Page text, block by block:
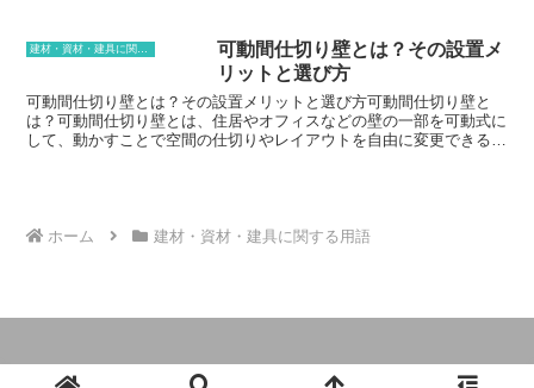
重な歴史的資料としての価値も持ってい
ます。そのため、アンティークは、コレ
クターや愛好家だけでなく、美術館や博
物館などでも収蔵されています。
侵食し、強度や耐久性を低下させます。
一般錆止めペイントは、金属表面に塗布
することで、金属と空気や水の接触を遮
断し、錆の発生を防ぎます。一般錆止め
ペイントには、様々な種類があります。
最も一般的なのは、合成樹脂をベースと
れており、過酷な環境下で使用されま
可動間仕切り壁とは？その設置メ
リットと選び方
可動間仕切り壁とは？その設置メリットと選び方可動間仕切り壁と
は？可動間仕切り壁とは、住居やオフィスなどの壁の一部を可動式に
して、動かすことで空間の仕切りやレイアウトを自由に変更できる壁
軽に部屋のレイアウトを変更することができます。可動間仕切り壁を
ホーム 建材・資材・建具に関する用語